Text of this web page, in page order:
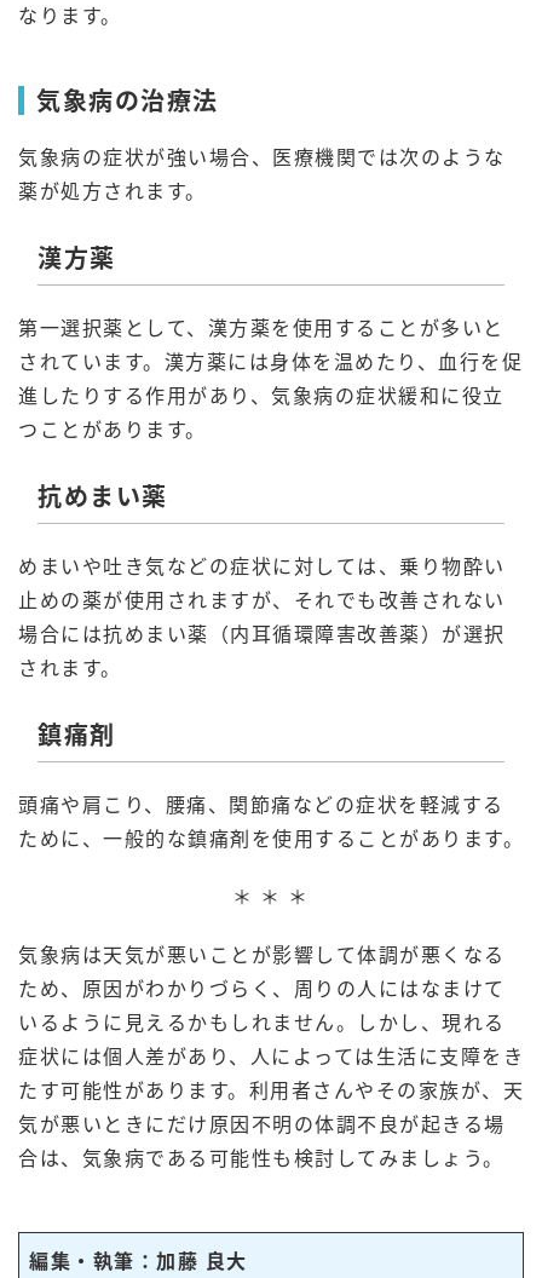
なります。
気象病の治療法
気象病の症状が強い場合、医療機関では次のような
薬が処方されます。
漢方薬
第一選択薬として、漢方薬を使用することが多いと
されています。漢方薬には身体を温めたり、血行を促
進したりする作用があり、気象病の症状緩和に役立
つことがあります。
抗めまい薬
めまいや吐き気などの症状に対しては、乗り物酔い
止めの薬が使用されますが、それでも改善されない
場合には抗めまい薬（内耳循環障害改善薬）が選択
されます。
鎮痛剤
頭痛や肩こり、腰痛、関節痛などの症状を軽減する
ために、一般的な鎮痛剤を使用することがあります。
＊ ＊ ＊
気象病は天気が悪いことが影響して体調が悪くなる
ため、原因がわかりづらく、周りの人にはなまけて
いるように見えるかもしれません。しかし、現れる
症状には個人差があり、人によっては生活に支障をき
たす可能性があります。利用者さんやその家族が、天
気が悪いときにだけ原因不明の体調不良が起きる場
合は、気象病である可能性も検討してみましょう。
編集・執筆：加藤 良大